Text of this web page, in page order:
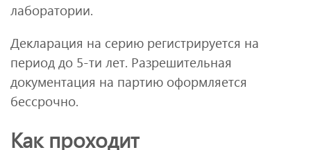
лаборатории.
Декларация на серию регистрируется на
период до 5-ти лет. Разрешительная
документация на партию оформляется
бессрочно.
Как проходит